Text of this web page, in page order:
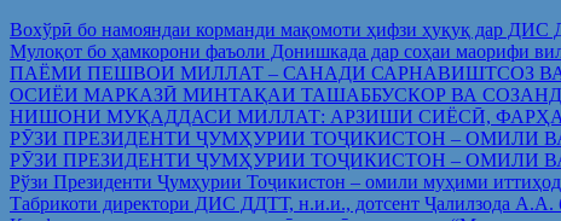
Вохўрӣ бо намояндаи корманди мақомоти ҳифзи ҳуқуқ дар
Мулоқот бо ҳамкорони фаъоли Донишкада дар соҳаи
ПАЁМИ ПЕШВОИ МИЛЛАТ – САНАДИ САРНАВИШТСОЗ
ОСИЁИ МАРКАЗӢ МИНТАҚАИ ТАШАББУСКОР ВА
НИШОНИ МУҚАДДАСИ МИЛЛАТ: АРЗИШИ СИЁСӢ,
РӮЗИ ПРЕЗИДЕНТИ ҶУМҲУРИИ ТОҶИКИСТОН – ОМИЛИ
РӮЗИ ПРЕЗИДЕНТИ ҶУМҲУРИИ ТОҶИКИСТОН – ОМИЛИ
Рўзи Президенти Ҷумҳурии Тоҷикистон – омили муҳими
Табрикоти директори ДИС ДДТТ, н.и.и., дотсент Ҷалилзода А.А.